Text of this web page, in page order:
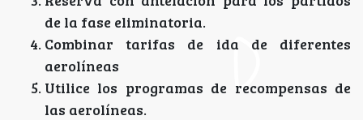
de la fase eliminatoria.
Combinar tarifas de ida de diferentes
aerolíneas
Utilice los programas de recompensas de
las aerolíneas.